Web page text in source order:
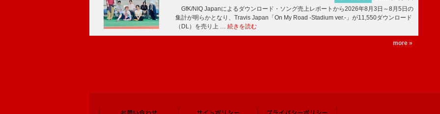
GfK/NIQ Japanによるダウンロード・ソング売上レポートから2026年8月3日～8月5日の
集計が明らかとなり、Travis Japan「On My Road -Stadium ver.-」が11,550ダウンロード
（DL）を売り上 … 続きを読む
more »